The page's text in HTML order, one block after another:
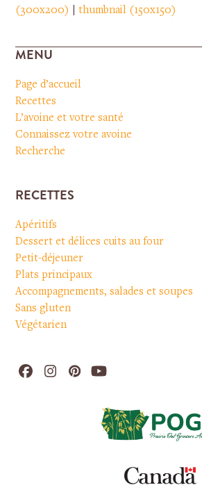
(300x200)
|thumbnail (150x150)
MENU
Page d’accueil
Recettes
L’avoine et votre santé
Connaissez votre avoine
Recherche
RECETTES
Apéritifs
Dessert et délices cuits au four
Petit-déjeuner
Plats principaux
Accompagnements, salades et soupes
Sans gluten
Végétarien
Facebook
Instagram
PinterestYouTube